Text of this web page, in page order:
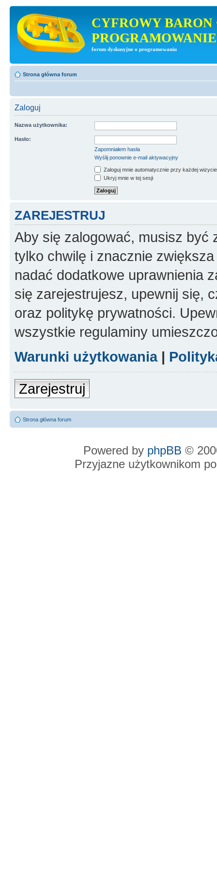
CYFROWY BARON
PROGRAMOWANIE
forum dyskusyjne o programowaniu
Strona główna forum
Zaloguj
Nazwa użytkownika:
Hasło:
Zapomniałem hasła
Wyślij ponownie e-mail aktywacyjny
Zaloguj mnie automatycznie przy każdej wizycie
Ukryj mnie w tej sesji
ZAREJESTRUJ
Aby się zalogować, musisz być
tylko chwilę i znacznie
nadać dodatkowe uprawnienia
się zarejestrujesz, upewnij się,
oraz politykę prywatności.
wszystkie regulaminy
Warunki użytkowania|
Zarejestruj
Strona główna forum
Powered by phpBB ©
Przyjazne użytkownikom